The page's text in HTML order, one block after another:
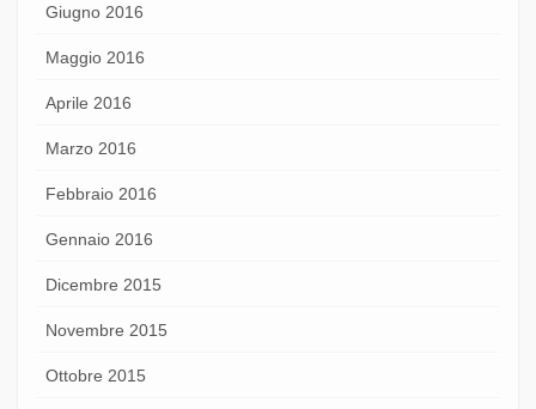
Giugno 2016
Maggio 2016
Aprile 2016
Marzo 2016
Febbraio 2016
Gennaio 2016
Dicembre 2015
Novembre 2015
Ottobre 2015